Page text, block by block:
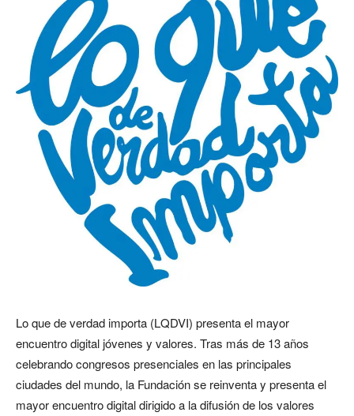
Lo que de verdad importa (LQDVI) presenta el mayor
encuentro digital jóvenes y valores. Tras más de 13 años
celebrando congresos presenciales en las principales
ciudades del mundo, la Fundación se reinventa y presenta el
mayor encuentro digital dirigido a la difusión de los valores